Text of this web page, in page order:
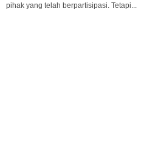
pihak yang telah berpartisipasi. Tetapi...